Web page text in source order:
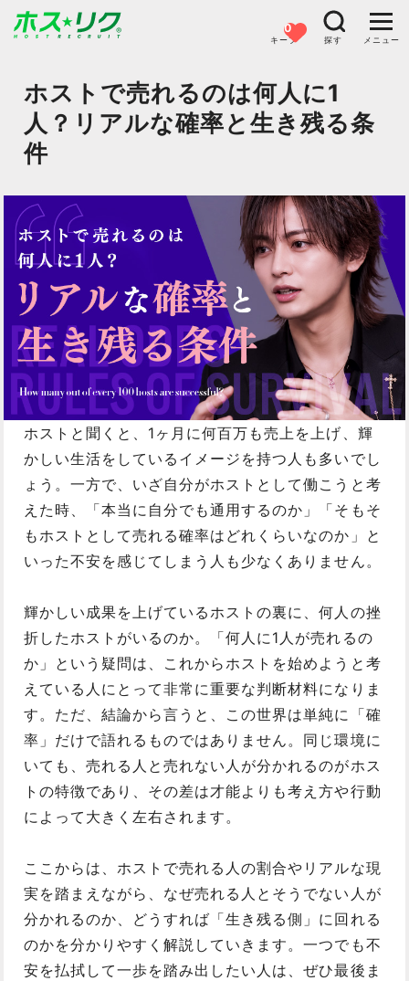
0
キープ 探す メニュー
ホストで売れるのは何人に1
人？リアルな確率と生き残る条
件
ホストと聞くと、1ヶ月に何百万も売上を上げ、輝
かしい生活をしているイメージを持つ人も多いでし
ょう。一方で、いざ自分がホストとして働こうと考
えた時、「本当に自分でも通用するのか」「そもそ
もホストとして売れる確率はどれくらいなのか」と
いった不安を感じてしまう人も少なくありません。
輝かしい成果を上げているホストの裏に、何人の挫
折したホストがいるのか。「何人に1人が売れるの
か」という疑問は、これからホストを始めようと考
えている人にとって非常に重要な判断材料になりま
す。ただ、結論から言うと、この世界は単純に「確
率」だけで語れるものではありません。同じ環境に
いても、売れる人と売れない人が分かれるのがホス
トの特徴であり、その差は才能よりも考え方や行動
によって大きく左右されます。
ここからは、ホストで売れる人の割合やリアルな現
実を踏まえながら、なぜ売れる人とそうでない人が
分かれるのか、どうすれば「生き残る側」に回れる
のかを分かりやすく解説していきます。一つでも不
安を払拭して一歩を踏み出したい人は、ぜひ最後ま